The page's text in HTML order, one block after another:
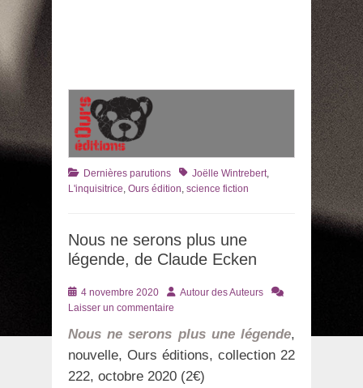
Catégories
Dernières parutions TagsJoëlle Wintrebert,
L'inquisitrice, Ours édition, science fiction
Nous ne serons plus une
légende, de Claude Ecken
Posté
le
4 novembre 2020 AuteurAutour des Auteurs
Laisser un commentaire
Nous ne serons plus une légende,
nouvelle, Ours éditions, collection 22
222, octobre 2020 (2€)